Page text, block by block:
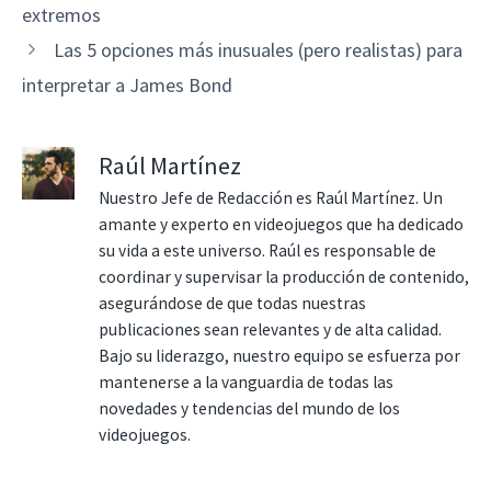
extremos
Las 5 opciones más inusuales (pero realistas) para
interpretar a James Bond
Raúl Martínez
Nuestro Jefe de Redacción es Raúl Martínez. Un
amante y experto en videojuegos que ha dedicado
su vida a este universo. Raúl es responsable de
coordinar y supervisar la producción de contenido,
asegurándose de que todas nuestras
publicaciones sean relevantes y de alta calidad.
Bajo su liderazgo, nuestro equipo se esfuerza por
mantenerse a la vanguardia de todas las
novedades y tendencias del mundo de los
videojuegos.